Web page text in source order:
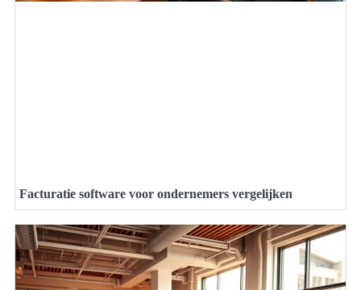
Facturatie software voor ondernemers vergelijken